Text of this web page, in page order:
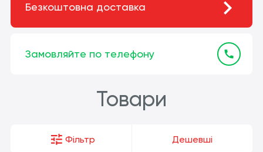
Безкоштовна доставка
Замовляйте по телефону
Товари
Фільтр Дешевші